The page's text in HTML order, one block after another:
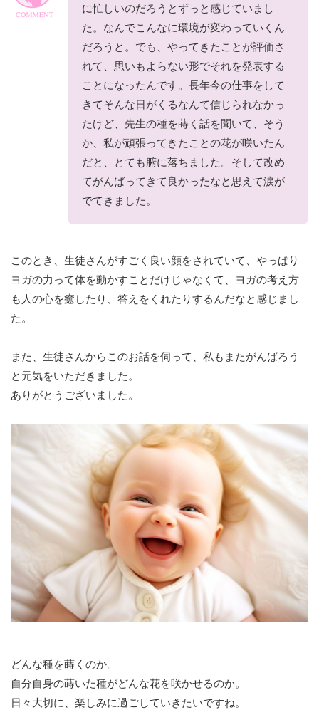
に忙しいのだろうとずっと感じていまし
た。なんでこんなに環境が変わっていくん
だろうと。でも、やってきたことが評価さ
れて、思いもよらない形でそれを発表する
ことになったんです。長年今の仕事をして
きてそんな日がくるなんて信じられなかっ
たけど、先生の種を蒔く話を聞いて、そう
か、私が頑張ってきたことの花が咲いたん
だと、とても腑に落ちました。そして改め
てがんばってきて良かったなと思えて涙が
でてきました。
このとき、生徒さんがすごく良い顔をされていて、やっぱり
ヨガの力って体を動かすことだけじゃなくて、ヨガの考え方
も人の心を癒したり、答えをくれたりするんだなと感じまし
た。
また、生徒さんからこのお話を伺って、私もまたがんばろう
と元気をいただきました。
ありがとうございました。
どんな種を蒔くのか。
自分自身の蒔いた種がどんな花を咲かせるのか。
日々大切に、楽しみに過ごしていきたいですね。